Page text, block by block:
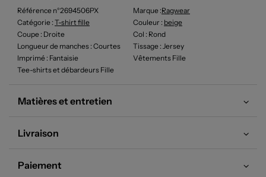
Référence n°2694506PX
Marque :Ragwear
Catégorie : T-shirt fille Couleur : beige
Coupe : Droite Col : Rond
Longueur de manches : Courtes Tissage : Jersey
Imprimé : Fantaisie
Vêtements Fille
Tee-shirts et débardeurs Fille
Matières et entretien
Livraison
Paiement